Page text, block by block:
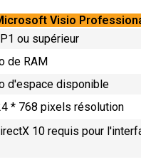
Visio
ou supérieur
de RAM
d'espace disponible
* 768 pixels résolution
10 requis pour